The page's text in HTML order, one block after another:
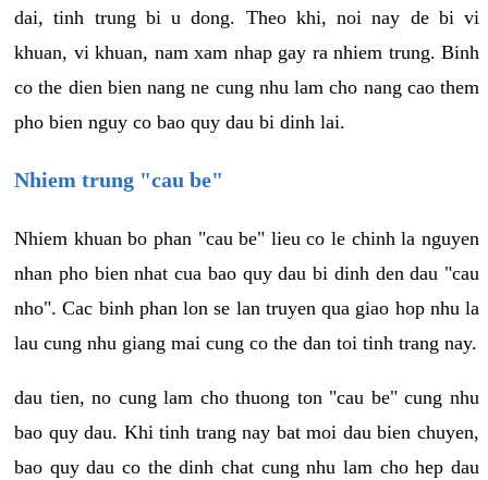
dai, tinh trung bi u dong. Theo khi, noi nay de bi vi
khuan, vi khuan, nam xam nhap gay ra nhiem trung. Binh
co the dien bien nang ne cung nhu lam cho nang cao them
pho bien nguy co bao quy dau bi dinh lai.
Nhiem trung "cau be"
Nhiem khuan bo phan "cau be" lieu co le chinh la nguyen
nhan pho bien nhat cua bao quy dau bi dinh den dau "cau
nho". Cac binh phan lon se lan truyen qua giao hop nhu la
lau cung nhu giang mai cung co the dan toi tinh trang nay.
dau tien, no cung lam cho thuong ton "cau be" cung nhu
bao quy dau. Khi tinh trang nay bat moi dau bien chuyen,
bao quy dau co the dinh chat cung nhu lam cho hep dau